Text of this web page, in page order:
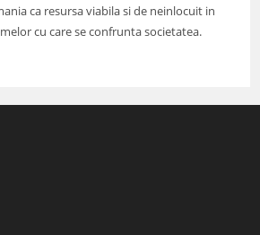
ca resursa viabila si de neinlocuit in
cu care se confrunta societatea.